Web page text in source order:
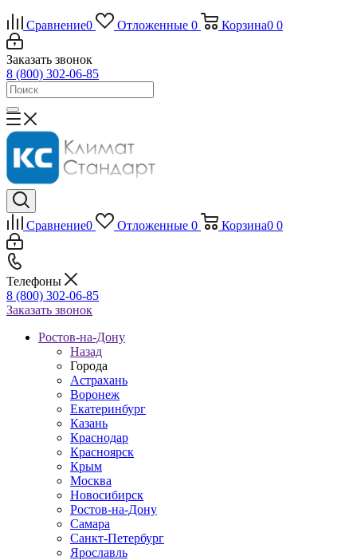
Сравнение0 Отложенные 0 Корзина0 0
Заказать звонок
8 (800) 302-06-85
Сравнение0 Отложенные 0 Корзина0 0
Телефоны
8 (800) 302-06-85
Заказать звонок
Ростов-на-Дону
Назад
Города
Астрахань
Воронеж
Екатеринбург
Казань
Краснодар
Красноярск
Крым
Москва
Новосибирск
Ростов-на-Дону
Самара
Санкт-Петербург
Ярославль